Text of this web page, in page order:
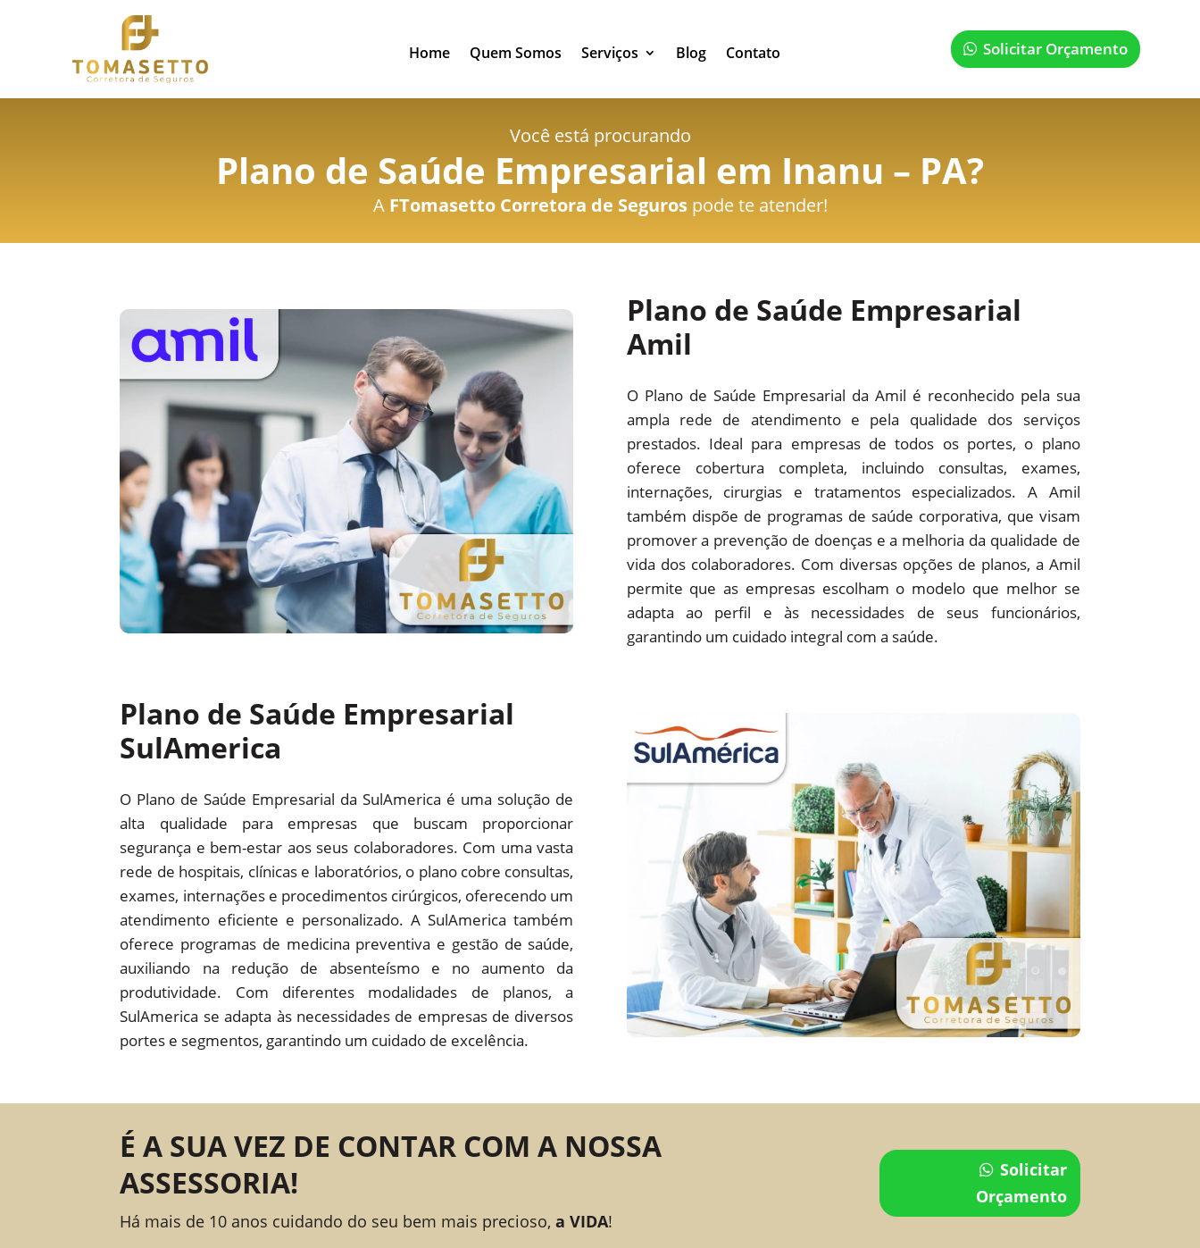
Home Quem Somos Serviços Blog Contato Solicitar Orçamento
Você está procurando
Plano de Saúde Empresarial em Inanu – PA?
A FTomasetto Corretora de Segurospode te atender!
Plano de Saúde Empresarial
Amil
O Plano de Saúde Empresarial da Amil é reconhecido pela sua
ampla rede de atendimento e pela qualidade dos serviços
prestados. Ideal para empresas de todos os portes, o plano
oferece cobertura completa, incluindo consultas, exames,
internações, cirurgias e tratamentos especializados. A Amil
também dispõe de programas de saúde corporativa, que visam
promover a prevenção de doenças e a melhoria da qualidade de
vida dos colaboradores. Com diversas opções de planos, a Amil
permite que as empresas escolham o modelo que melhor se
adapta ao perfil e às necessidades de seus funcionários,
garantindo um cuidado integral com a saúde.
Plano de Saúde Empresarial
SulAmerica
O Plano de Saúde Empresarial da SulAmerica é uma solução de
alta qualidade para empresas que buscam proporcionar
segurança e bem-estar aos seus colaboradores. Com uma vasta
rede de hospitais, clínicas e laboratórios, o plano cobre consultas,
exames, internações e procedimentos cirúrgicos, oferecendo um
atendimento eficiente e personalizado. A SulAmerica também
oferece programas de medicina preventiva e gestão de saúde,
auxiliando na redução de absenteísmo e no aumento da
produtividade. Com diferentes modalidades de planos, a
SulAmerica se adapta às necessidades de empresas de diversos
portes e segmentos, garantindo um cuidado de excelência.
É A SUA VEZ DE CONTAR COM A NOSSA
ASSESSORIA!
Há mais de 10 anos cuidando do seu bem mais precioso,a VIDA!
Solicitar
Orçamento